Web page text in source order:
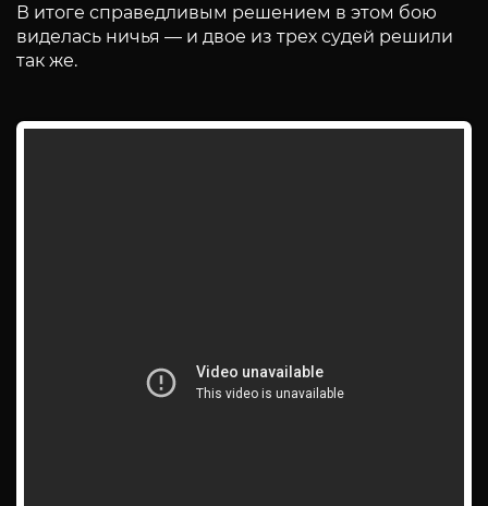
В итоге справедливым решением в этом бою
виделась ничья — и двое из трех судей решили
так же.